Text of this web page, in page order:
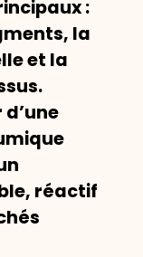
:
la
et la
réactif